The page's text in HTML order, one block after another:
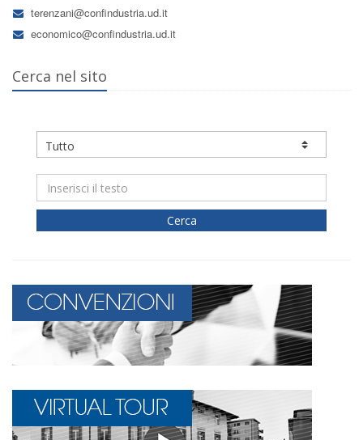
terenzani@confindustria.ud.it
economico@confindustria.ud.it
Cerca nel sito
Cerca